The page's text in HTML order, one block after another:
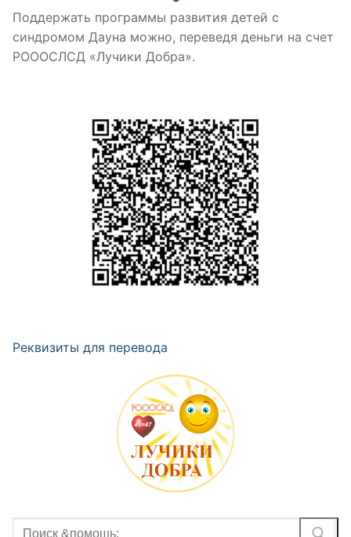
Поддержать программы развития детей с
синдромом Дауна можно, переведя деньги на счет
РОООСЛСД «Лучики Добра».
Реквизиты для перевода
Найти: